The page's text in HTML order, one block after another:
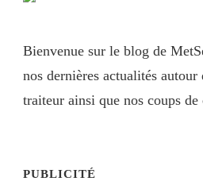
Bienvenue sur le blog de
nos dernières actualités autour
traiteur ainsi que nos coups
PUBLICITÉ